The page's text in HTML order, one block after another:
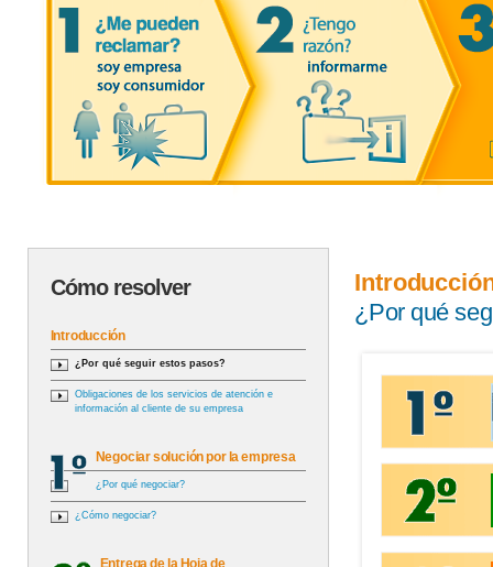
Cómo resolver
Introducción
¿Por qué seguir estos pasos?
Obligaciones de los servicios de atención e
información al cliente de su empresa
Negociar solución por la empresa
¿Por qué negociar?
¿Cómo negociar?
Entrega de la Hoja de
¿Por qué